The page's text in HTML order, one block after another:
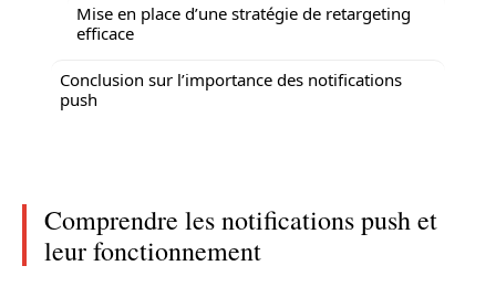
Mise en place d’une stratégie de retargeting
efficace
Conclusion sur l’importance des notifications
push
Comprendre les notifications push et
leur fonctionnement